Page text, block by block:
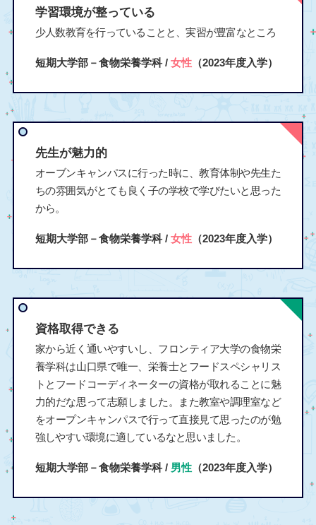
学習環境が整っている
少人数教育を行っていることと、実習が豊富なところ
短期大学部－食物栄養学科 / 女性（2023年度入学）
先生が魅力的
オーブンキャンパスに行った時に、教育体制や先生た
ちの雰囲気がとても良く子の学校で学びたいと思った
から。
短期大学部－食物栄養学科 / 女性（2023年度入学）
資格取得できる
家から近く通いやすいし、フロンティア大学の食物栄
養学科は山口県で唯一、栄養士とフードスペシャリス
トとフードコーディネーターの資格が取れることに魅
力的だな思って志願しました。また教室や調理室など
をオープンキャンパスで行って直接見て思ったのが勉
強しやすい環境に適しているなと思いました。
短期大学部－食物栄養学科 / 男性（2023年度入学）